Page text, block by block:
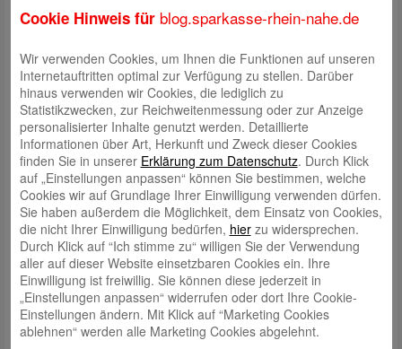
„Auf unseren Erfolgen der letzten Jahre können und dürfen wir uns nicht
sich optimal aufstellen kann“, so Andreas Peters.
Schreiben Sie einen Kommentar
Ihre E-Mail-Adresse wird nicht veröffentlicht. Erforderliche Felder
sind mit*markiert
Name*
E-Mail*
Cookie Hinweis für blog.sparkasse-rhein-nahe.de
Wir verwenden Cookies, um Ihnen die Funktionen auf unseren
Internetauftritten optimal zur Verfügung zu stellen. Darüber
hinaus verwenden wir Cookies, die lediglich zu
Statistikzwecken, zur Reichweitenmessung oder zur Anzeige
personalisierter Inhalte genutzt werden. Detaillierte
Informationen über Art, Herkunft und Zweck dieser Cookies
finden Sie in unserer Erklärung zum Datenschutz. Durch Klick
auf „Einstellungen anpassen“ können Sie bestimmen, welche
Cookies wir auf Grundlage Ihrer Einwilligung verwenden dürfen.
Sie haben außerdem die Möglichkeit, dem Einsatz von Cookies,
die nicht Ihrer Einwilligung bedürfen, hierzu widersprechen.
Durch Klick auf “Ich stimme zu“ willigen Sie der Verwendung
aller auf dieser Website einsetzbaren Cookies ein. Ihre
Einwilligung ist freiwillig. Sie können diese jederzeit in
„Einstellungen anpassen“ widerrufen oder dort Ihre Cookie-
Einstellungen ändern. Mit Klick auf “Marketing Cookies
ablehnen“ werden alle Marketing Cookies abgelehnt.